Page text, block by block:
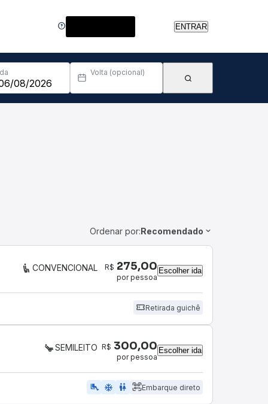
ENTRAR
Volta (opcional)
Ordenar por:Recomendado
CONVENCIONAL R$ 275,00
por pessoa
Escolher ida
Retirada guichê
SEMILEITO R$ 300,00
por pessoa
Escolher ida
airline_seat_legroom_extra ac_unit WC Embarque direto